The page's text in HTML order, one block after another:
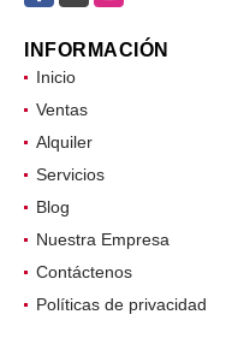
INFORMACIÓN
Inicio
Ventas
Alquiler
Servicios
Blog
Nuestra Empresa
Contáctenos
Políticas de privacidad